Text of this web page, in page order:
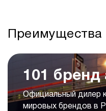
Преимущества
101 бренд
Официальный дилер
мировых брендов в